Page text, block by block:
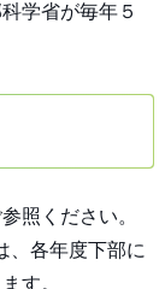
学省が毎年５
照ください。
、各年度下部に
す。